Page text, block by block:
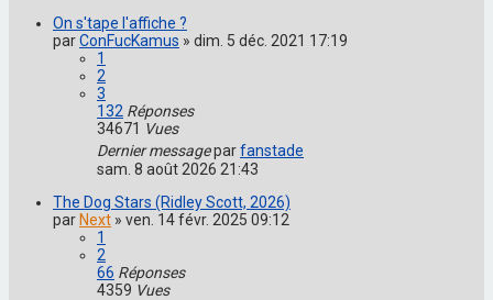
On s'tape l'affiche ?
parConFucKamus » dim. 5 déc. 2021 17:19
1
2
3
132 Réponses
34671 Vues
Dernier messageparfanstade
sam. 8 août 2026 21:43
The Dog Stars (Ridley Scott, 2026)
parNext » ven. 14 févr. 2025 09:12
1
2
66 Réponses
4359 Vues